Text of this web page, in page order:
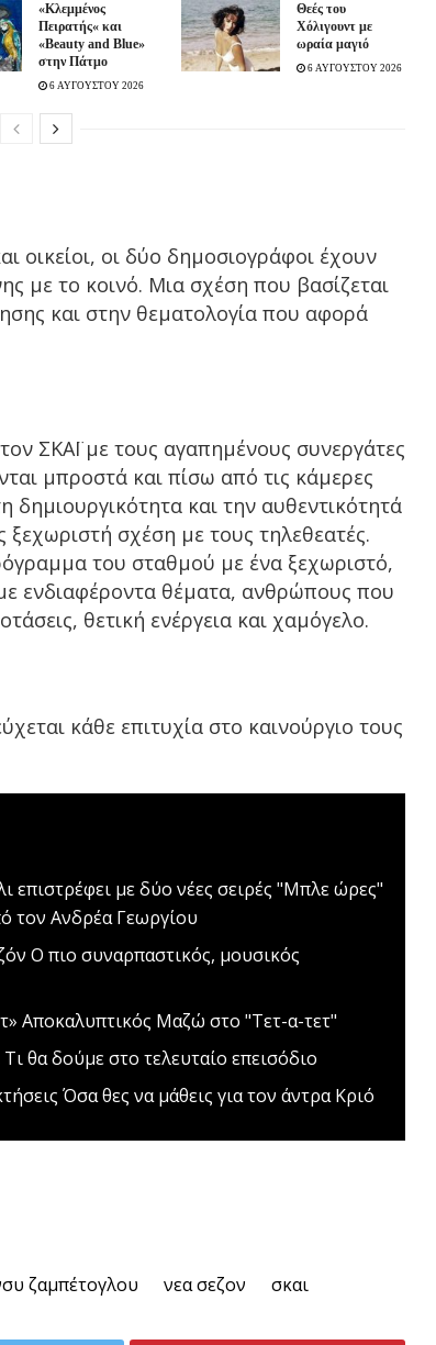
«Κλεμμένος
Πειρατής« και
«Beauty and Blue»
στην Πάτμο
6 ΑΥΓΟΥΣΤΟΥ 2026
Θεές του
Χόλιγουντ με
ωραία μαγιό
6 ΑΥΓΟΥΣΤΟΥ 2026
οικείοι, οι δύο δημοσιογράφοι έχουν
με το κοινό. Μια σχέση που βασίζεται
και στην θεματολογία που αφορά
ΣΚΑΪ με τους αγαπημένους συνεργάτες
μπροστά και πίσω από τις κάμερες
δημιουργικότητα και την αυθεντικότητά
σχέση με τους τηλεθεατές.
του σταθμού με ένα ξεχωριστό,
ενδιαφέροντα θέματα, ανθρώπους που
θετική ενέργεια και χαμόγελο.
κάθε επιτυχία στο καινούργιο τους
επιστρέφει με δύο νέες σειρές "Μπλε ώρες"
τον Ανδρέα Γεωργίου
O πιο συναρπαστικός, μουσικός
Αποκαλυπτικός Μαζώ στο "Τετ-α-τετ"
Τι θα δούμε στο τελευταίο επεισόδιο
Όσα θες να μάθεις για τον άντρα Κριό
ζαμπέτογλου νεα σεζον σκαι